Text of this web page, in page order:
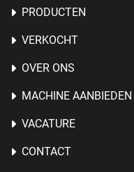
PRODUCTEN
VERKOCHT
OVER ONS
MACHINE AANBIEDEN
VACATURE
CONTACT